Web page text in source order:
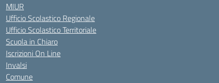
MIUR
Ufficio Scolastico Regionale
Ufficio Scolastico Territoriale
Scuola in Chiaro
Iscrizioni On Line
Invalsi
Comune